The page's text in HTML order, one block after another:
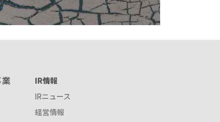
IR情報
IRニュース
経営情報